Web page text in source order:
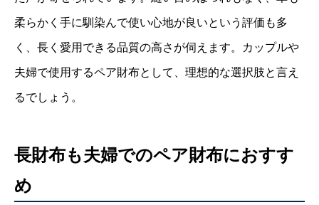
柔らかく手に馴染んで使い心地が良いという評価も多
く、長く愛用できる品質の高さが伺えます。カップルや
夫婦で使用するペア財布として、理想的な選択肢と言え
るでしょう。
長財布も夫婦でのペア財布におすす
め